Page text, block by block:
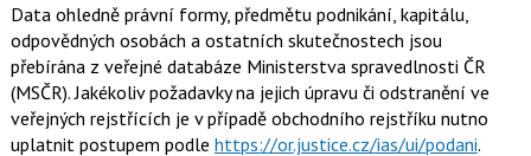
Data ohledně právní formy, předmětu podnikání, kapitálu,
odpovědných osobách a ostatních skutečnostech jsou
přebírána z veřejné databáze Ministerstva spravedlnosti ČR
(MSČR). Jakékoliv požadavky na jejich úpravu či odstranění ve
veřejných rejstřících je v případě obchodního rejstříku nutno
uplatnit postupem podle https://or.justice.cz/ias/ui/podani.